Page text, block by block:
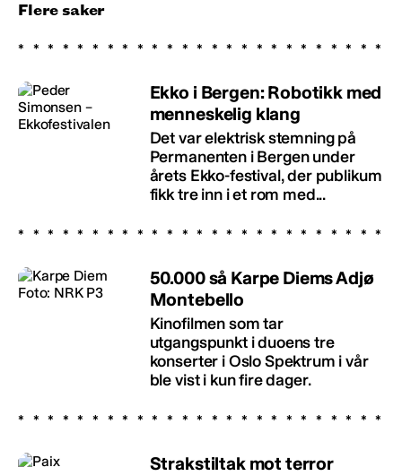
Flere saker
Ekko i Bergen: Robotikk med
menneskelig klang
Det var elektrisk stemning på
Permanenten i Bergen under
årets Ekko-festival, der publikum
fikk tre inn i et rom med...
50.000 så Karpe Diems Adjø
Montebello
Kinofilmen som tar
utgangspunkt i duoens tre
konserter i Oslo Spektrum i vår
ble vist i kun fire dager.
Strakstiltak mot terror